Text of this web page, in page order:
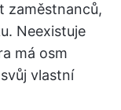
zaměstnanců,
Neexistuje
má osm
vlastní